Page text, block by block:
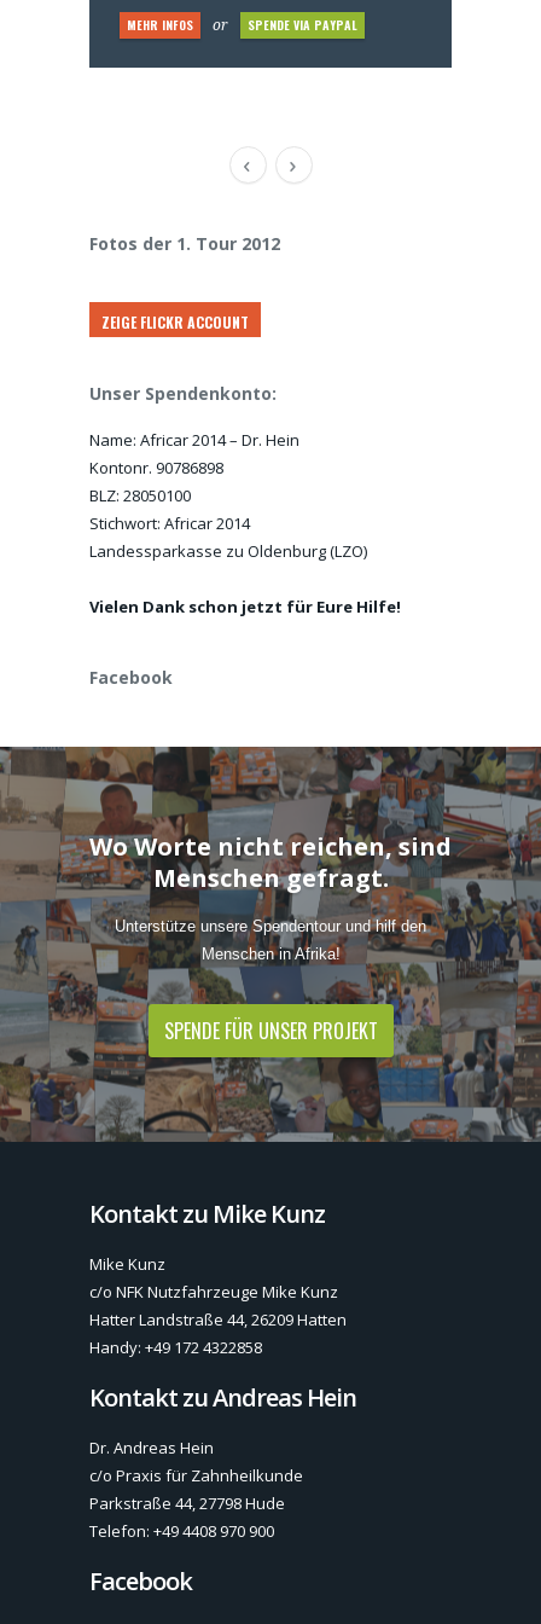
MEHR INFOS or SPENDE VIA PAYPAL
MEHR INFOS or SPENDE VIA PAYPAL
MEHR INFOS or SPENDE VIA PAYPAL
Fotos der 1. Tour 2012
ZEIGE FLICKR ACCOUNT
Unser Spendenkonto:
Name: Africar 2014 – Dr. Hein
Kontonr. 90786898
BLZ: 28050100
Stichwort: Africar 2014
Landessparkasse zu Oldenburg (LZO)
Vielen Dank schon jetzt für Eure Hilfe!
Facebook
Wo Worte nicht reichen, sind
Menschen gefragt.
Unterstütze unsere Spendentour und hilf den
Menschen in Afrika!
SPENDE FÜR UNSER PROJEKT
Kontakt zu Mike Kunz
Mike Kunz
c/o NFK Nutzfahrzeuge Mike Kunz
Hatter Landstraße 44, 26209 Hatten
Handy: +49 172 4322858
Kontakt zu Andreas Hein
Dr. Andreas Hein
c/o Praxis für Zahnheilkunde
Parkstraße 44, 27798 Hude
Telefon: +49 4408 970 900
Facebook